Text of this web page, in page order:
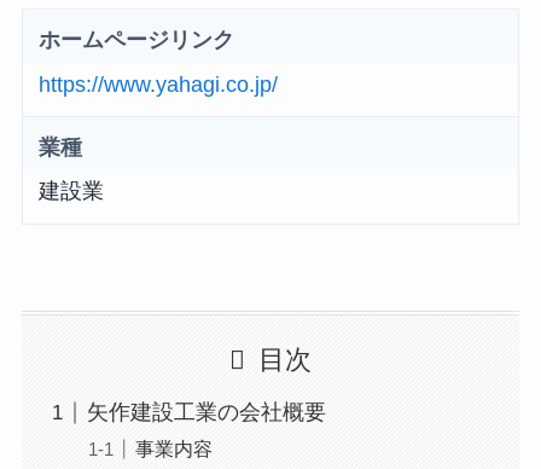
ホームページリンク
https://www.yahagi.co.jp/
業種
建設業
目次
矢作建設工業の会社概要
事業内容